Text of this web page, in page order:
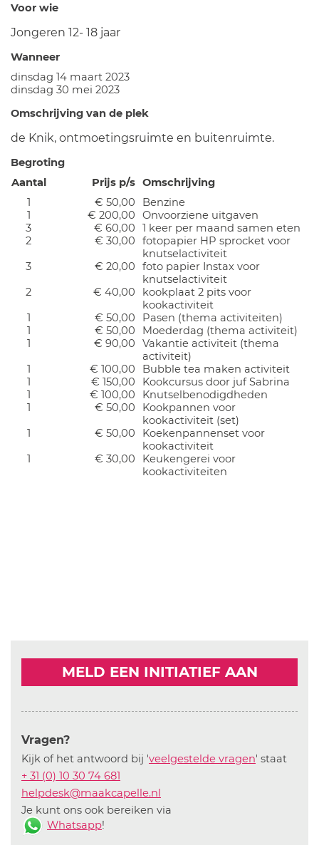
Voor wie
Jongeren 12- 18 jaar
Wanneer
dinsdag 14 maart 2023
dinsdag 30 mei 2023
Omschrijving van de plek
de Knik, ontmoetingsruimte en buitenruimte.
Begroting
Aantal
Prijs p/s Omschrijving
1
€ 50,00
Benzine
1
€ 200,00
Onvoorziene uitgaven
3
€ 60,00
1 keer per maand samen eten
2
€ 30,00
fotopapier HP sprocket voor
knutselactiviteit
3
€ 20,00
foto papier Instax voor
knutselactiviteit
2
€ 40,00
kookplaat 2 pits voor
kookactiviteit
1
€ 50,00
Pasen (thema activiteiten)
1
€ 50,00
Moederdag (thema activiteit)
1
€ 90,00
Vakantie activiteit (thema
activiteit)
1
€ 100,00
Bubble tea maken activiteit
1
€ 150,00
Kookcursus door juf Sabrina
1
€ 100,00
Knutselbenodigdheden
1
€ 50,00
Kookpannen voor
kookactiviteit (set)
1
€ 50,00
Koekenpannenset voor
kookactiviteit
1
€ 30,00
Keukengerei voor
kookactiviteiten
MELD EEN INITIATIEF AAN
Vragen?
Kijk of het antwoord bij 'veelgestelde vragen' staat
+ 31 (0) 10 30 74 681
helpdesk@maakcapelle.nl
Je kunt ons ook bereiken via
Whatsapp!